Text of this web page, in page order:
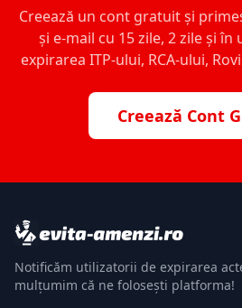
Creează un cont gratuit și
și e-mail cu 15 zile, 2 zile și
expirarea ITP-ului, RCA-ului,
Creează Cont
Notificăm utilizatorii de expirarea
mulțumim că ne folosești platforma!